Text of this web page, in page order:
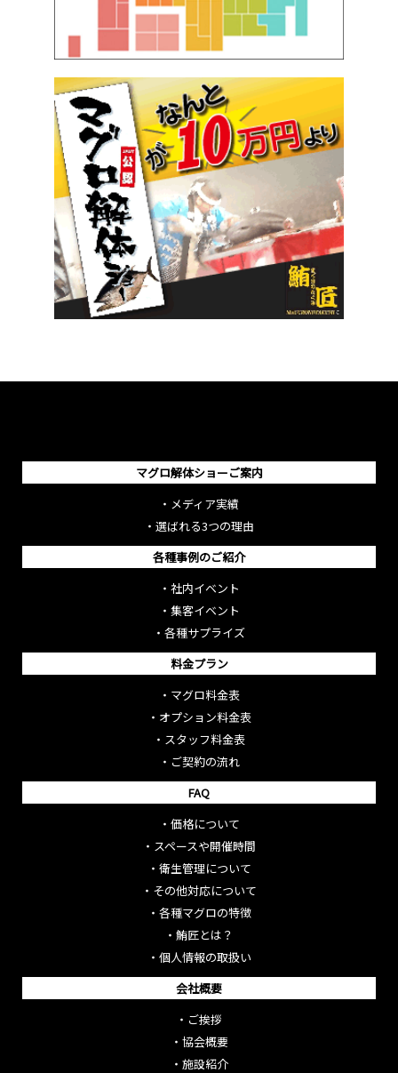
マグロ解体ショーご案内
・ メディア実績
・ 選ばれる3つの理由
各種事例のご紹介
・ 社内イベント
・ 集客イベント
・ 各種サプライズ
料金プラン
・ マグロ料金表
・ オプション料金表
・ スタッフ料金表
・ ご契約の流れ
FAQ
・ 価格について
・ スペースや開催時間
・ 衛生管理について
・ その他対応について
・ 各種マグロの特徴
・ 鮪匠とは？
・ 個人情報の取扱い
会社概要
・ ご挨拶
・ 協会概要
・ 施設紹介